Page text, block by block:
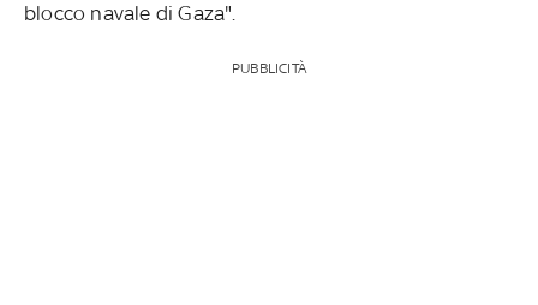
blocco navale di Gaza".
PUBBLICITÀ